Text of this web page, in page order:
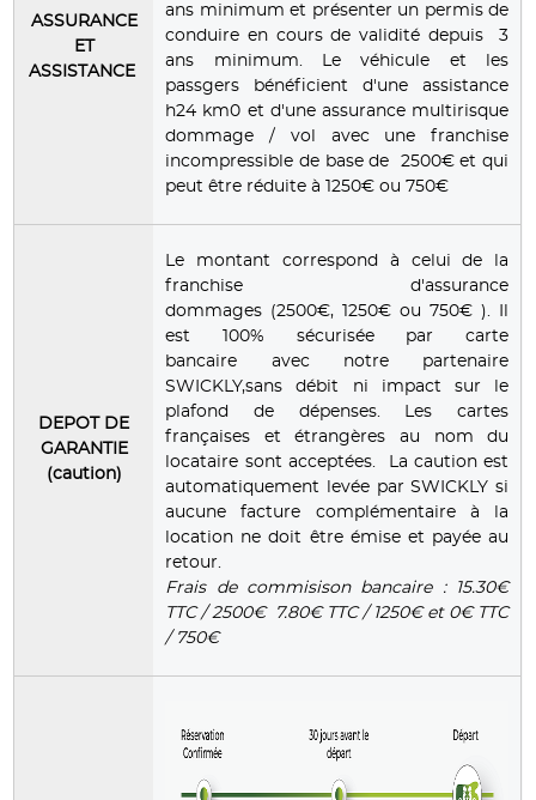
ASSURANCE
ET
ASSISTANCE
ans minimum et présenter un permis de
conduire en cours de validité depuis 3
ans minimum. Le véhicule et les
passgers bénéficient d'une assistance
h24 km0 et d'une assurance multirisque
dommage / vol avec une franchise
incompressible de base de 2500€ et qui
peut être réduite à 1250€ ou 750€
DEPOT DE
GARANTIE
(caution)
Le montant correspond à celui de la
franchise d'assurance
dommages (2500€, 1250€ ou 750€ ). Il
est 100% sécurisée par carte
bancaire avec notre partenaire
SWICKLY,sans débit ni impact sur le
plafond de dépenses. Les cartes
françaises et étrangères au nom du
locataire sont acceptées. La caution est
automatiquement levée par SWICKLY si
aucune facture complémentaire à la
location ne doit être émise et payée au
retour.
Frais de commisison bancaire : 15.30€
TTC / 2500€ 7.80€ TTC / 1250€ et 0€ TTC
/ 750€